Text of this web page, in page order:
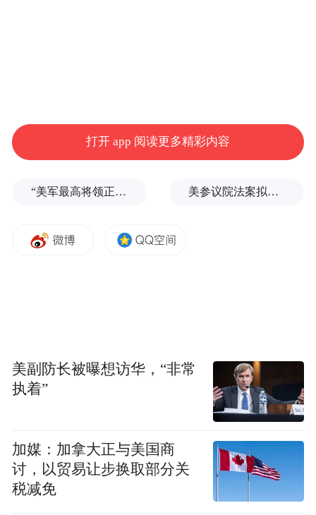
打开 app 阅读更多精彩内容
“美军最高将领正在寻找退路” 美参议院法案拟对中印加税100%，中方坚决反对
美副防长被曝想访华，“非常
执着”
加媒：加拿大正与美国商
讨，以贸易让步换取部分关
税减免